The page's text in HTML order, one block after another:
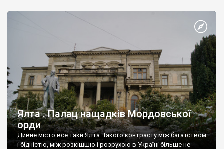
Ялта . Палац нащадків Мордовської
орди
Дивне місто все таки Ялта. Такого контрасту між багатством
і бідністю, між розкішшю і розрухою в Україні більше не